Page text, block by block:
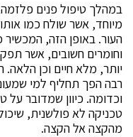
במהלך טיפול פנים
מיוחד, אשר שולח כמו
העור. באופן הזה, המכשיר
וחומרים חשובים, אשר
יותר, מלא חיים וכן הלאה.
רבה הפך תחליף למי
וכדומה. כיוון שמדובר
טכניקה לא פולשנית,
מהקצה אל הקצה.